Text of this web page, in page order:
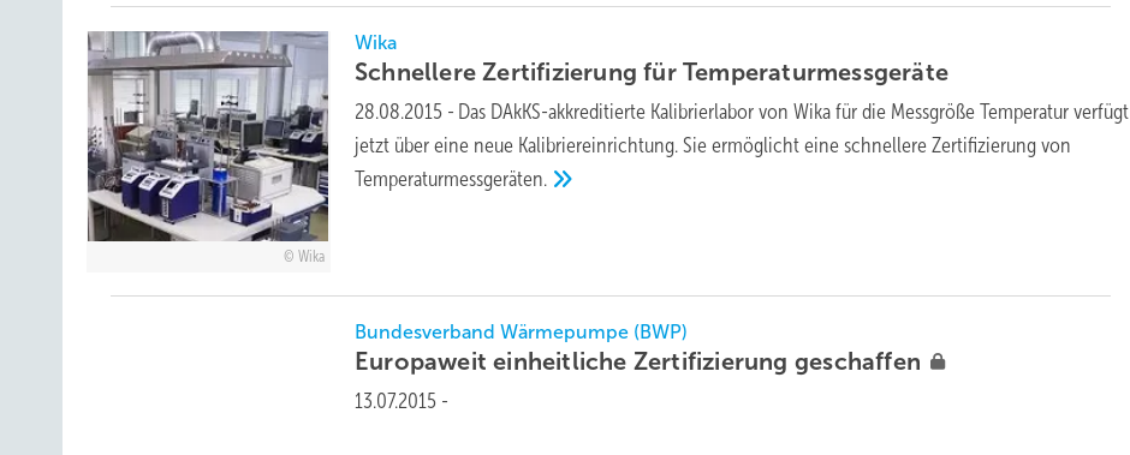
Wika
Wika
Schnellere Zertifizierung fürTemperaturmessgeräte
28.08.2015 - Das DAkKS-akkreditierte Kalibrierlabor von Wika für die Messgröße Temperatur verfügt
jetzt über eine neue Kalibriereinrichtung. Sie ermöglicht eine schnellere Zertifizierung von
Temperaturmessgeräten.
Bundesverband Wärmepumpe (BWP)
Europaweit einheitliche Zertifizierung geschaffen
13.07.2015 -